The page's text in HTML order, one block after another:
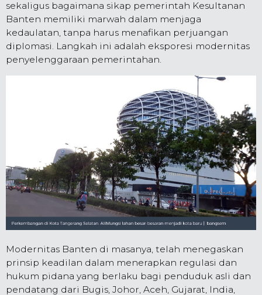
sekaligus bagaimana sikap pemerintah Kesultanan
Banten memiliki marwah dalam menjaga
kedaulatan, tanpa harus menafikan perjuangan
diplomasi. Langkah ini adalah eksporesi modernitas
penyelenggaraan pemerintahan.
Modernitas Banten di masanya, telah menegaskan
prinsip keadilan dalam menerapkan regulasi dan
hukum pidana yang berlaku bagi penduduk asli dan
pendatang dari Bugis, Johor, Aceh, Gujarat, India,